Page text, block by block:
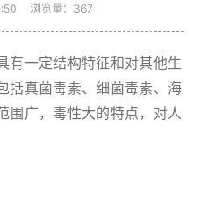
浏览量： 367
有一定结构特征和对其他生
括真菌毒素、细菌毒素、海
围广，毒性大的特点，对人